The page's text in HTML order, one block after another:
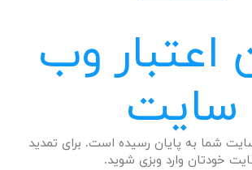
اعتبار وب
سایت
شما به پایان رسیده است. برای تمدید
خودتان وارد وبزی شوید.